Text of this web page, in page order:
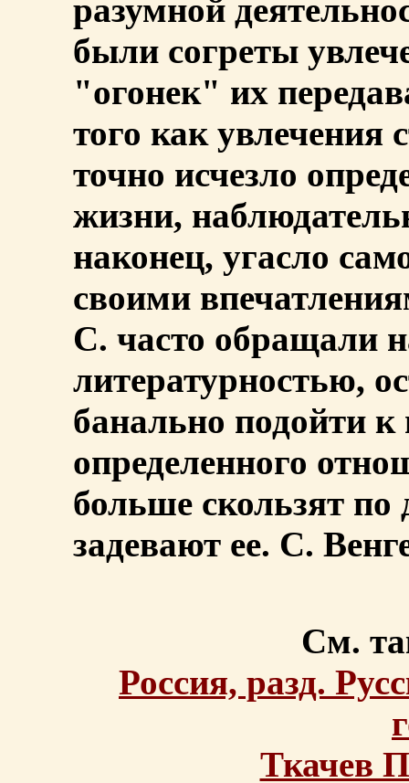
разумной
были согреты
"огонек" их
того как увлечения
точно исчезло
жизни,
наконец, угасло
своими
С. часто обращали
литературностью,
банально подойти к
определенного
больше скользят
задевают ее. С.
См.
Россия, разд.
Ткачев